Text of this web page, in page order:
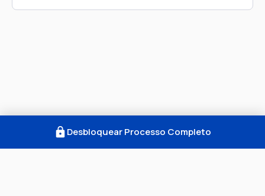
Desbloquear Processo Completo